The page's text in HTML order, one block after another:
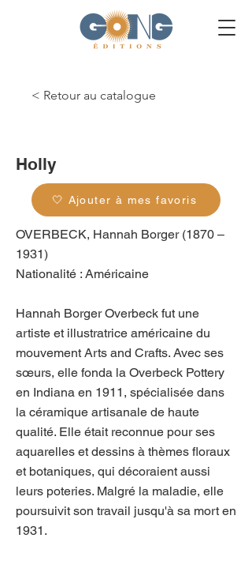
< Retour au catalogue
Holly
🤍 Ajouter à mes favoris
OVERBECK, Hannah Borger (1870 –
1931)
Nationalité : Américaine
Hannah Borger Overbeck fut une
artiste et illustratrice américaine du
mouvement Arts and Crafts. Avec ses
sœurs, elle fonda la Overbeck Pottery
en Indiana en 1911, spécialisée dans
la céramique artisanale de haute
qualité. Elle était reconnue pour ses
aquarelles et dessins à thèmes floraux
et botaniques, qui décoraient aussi
leurs poteries. Malgré la maladie, elle
poursuivit son travail jusqu'à sa mort en
1931.